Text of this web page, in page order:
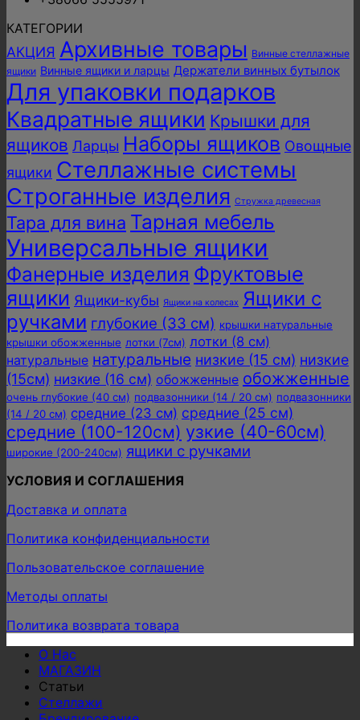
КАТЕГОРИИ
АКЦИЯ Архивные товары Винные стеллажные
ящики Винные ящики и ларцы Держатели винных бутылок
Для упаковки подарков
Квадратные ящики Крышки для
ящиков Ларцы Наборы ящиков Овощные
ящики Стеллажные системы
Строганные изделия Стружка древесная
Тара для вина Тарная мебель
Универсальные ящики
Фанерные изделия Фруктовые
ящики Ящики-кубы Ящики на колесах Ящики с
ручками глубокие (33 см) крышки натуральные
крышки обожженные лотки (7см) лотки (8 см)
натуральные натуральные низкие (15 см) низкие
(15см) низкие (16 см) обожженные обожженные
очень глубокие (40 см) подвазонники (14 / 20 см) подвазонники
(14 / 20 см) средние (23 см) средние (25 см)
средние (100-120см) узкие (40-60см)
широкие (200-240см) ящики с ручками
УСЛОВИЯ И СОГЛАШЕНИЯ
Доставка и оплата
Политика конфиденциальности
Пользовательское соглашение
Методы оплаты
Политика возврата товара
О Нас
МАГАЗИН
Статьи
Стеллажи